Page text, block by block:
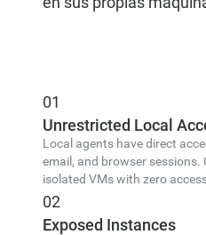
01
Unrestricted Local
Local agents have direct
email, and browser sessions.
isolated VMs with zero
02
Exposed Instances